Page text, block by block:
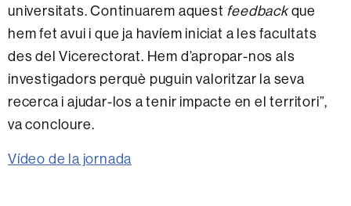
universitats. Continuarem aquest feedbackque
hem fet avui i que ja havíem iniciat a les facultats
des del Vicerectorat. Hem d’apropar-nos als
investigadors perquè puguin valoritzar la seva
recerca i ajudar-los a tenir impacte en el territori”,
va concloure.
Vídeo de la jornada